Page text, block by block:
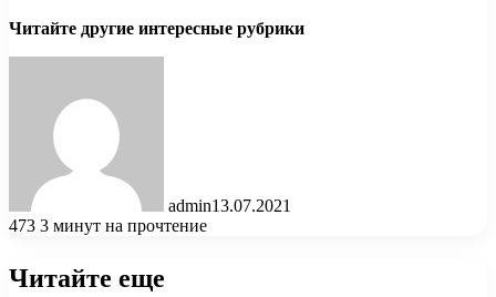
Читайте другие интересные рубрики
admin13.07.2021
473 3 минут на прочтение
Читайте еще